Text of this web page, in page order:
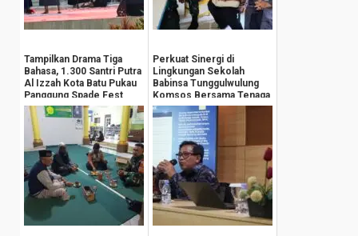
Tampilkan Drama Tiga
Bahasa, 1.300 Santri Putra
Al Izzah Kota Batu Pukau
Panggung Spade Fest
Perkuat Sinergi di
Lingkungan Sekolah
Babinsa Tunggulwulung
Komsos Bersama Tenaga
Pengajar